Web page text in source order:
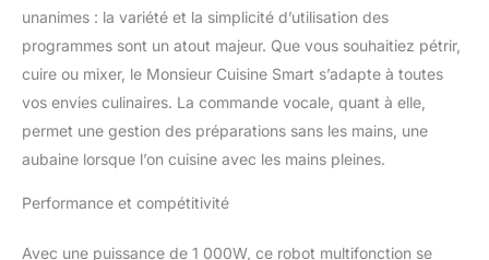
unanimes : la variété et la simplicité d’utilisation des
programmes sont un atout majeur. Que vous souhaitiez pétrir,
cuire ou mixer, le Monsieur Cuisine Smart s’adapte à toutes
vos envies culinaires. La commande vocale, quant à elle,
permet une gestion des préparations sans les mains, une
aubaine lorsque l’on cuisine avec les mains pleines.
Performance et compétitivité
Avec une puissance de 1 000W, ce robot multifonction se